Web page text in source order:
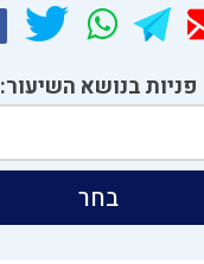
פניות בנושא השיעור:
בחר